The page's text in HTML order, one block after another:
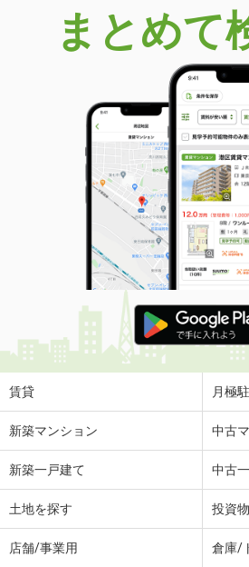
まとめて
賃貸 月極
新築マンション 中古
新築一戸建て 中古
土地を探す 投資
店舗/事業用 倉庫/